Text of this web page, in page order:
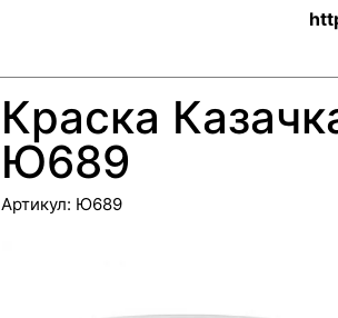
Краска
Ю689
Артикул: Ю689